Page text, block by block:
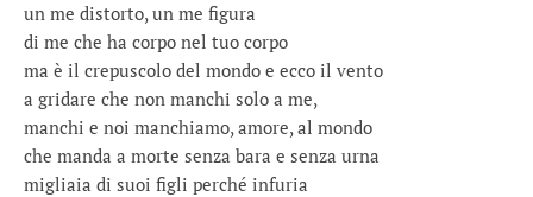
un me distorto, un me figura
di me che ha corpo nel tuo corpo
ma è il crepuscolo del mondo e ecco il vento
a gridare che non manchi solo a me,
manchi e noi manchiamo, amore, al mondo
che manda a morte senza bara e senza urna
migliaia di suoi figli perché infuria